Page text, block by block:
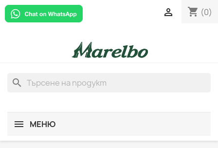
shopping_cart (0)

search
МЕНЮ